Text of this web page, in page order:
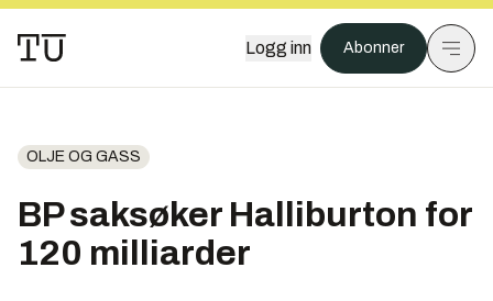
Logg inn Abonner
OLJE OG GASS
BP saksøker Halliburton for
120 milliarder